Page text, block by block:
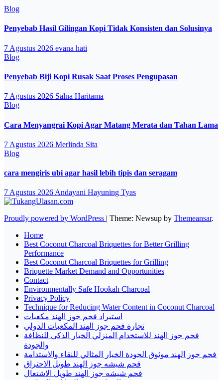
Blog
Penyebab Hasil Gilingan Kopi Tidak Konsisten dan Solusinya
7 Agustus 2026 evana hati
Blog
Penyebab Biji Kopi Rusak Saat Proses Pengupasan
7 Agustus 2026 Salna Haritama
Blog
Cara Menyangrai Kopi Agar Matang Merata dan Tahan Lama
7 Agustus 2026 Merlinda Sita
Blog
cara mengiris ubi agar hasil lebih tipis dan seragam
7 Agustus 2026 Andayani Hayuning Tyas
Proudly powered by WordPress | Theme: Newsup by Themeansar.
Home
Best Coconut Charcoal Briquettes for Better Grilling
Performance
Best Coconut Charcoal Briquettes for Grilling
Briquette Market Demand and Opportunities
Contact
Environmentally Safe Hookah Charcoal
Privacy Policy
Technique for Reducing Water Content in Coconut Charcoal
استيراد فحم جوز الهند مكعبات
تجارة فحم جوز الهند المكعبات الدولي
فحم جوز الهند للاستخدام المنزلي الخيار الذكي للنظافة
والجودة
فحم جوز الهند موثوق الجودة الخيار المثالي للنقاء والاستدامة
فحم شيشه جوز الهند طويل الاحتراق
فحم شيشه جوز الهند طويل الاشتعال